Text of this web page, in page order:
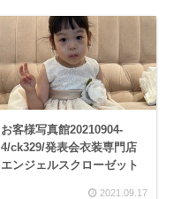
お客様写真館20210904-
4/ck329/発表会衣装専門店
エンジェルスクローゼット
2021.09.17